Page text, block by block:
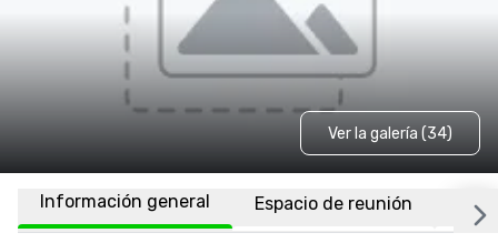
Ver la galería (34)
Información general Espacio de reunión